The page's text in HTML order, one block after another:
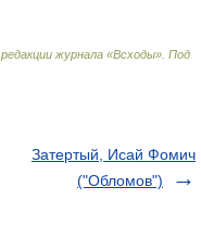
журнала «Всходы» Под
Затертый, Исай Фомич
("Обломов")